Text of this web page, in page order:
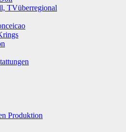
TVüberregional
Produktion